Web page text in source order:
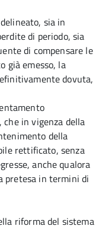
sia in
di periodo, sia
di compensare le
già emesso, la
dovuta,
in vigenza della
della
rettificato, senza
anche qualora
pretesa in termini di
riforma del sistema